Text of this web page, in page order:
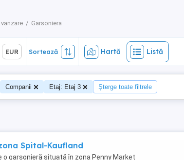
Garsoniera
EUR Sortează Hartă Listă
Companii Etaj: Etaj 3 Șterge toate filtrele
Spital-Kaufland
o garsonieră situată în zona Penny Market